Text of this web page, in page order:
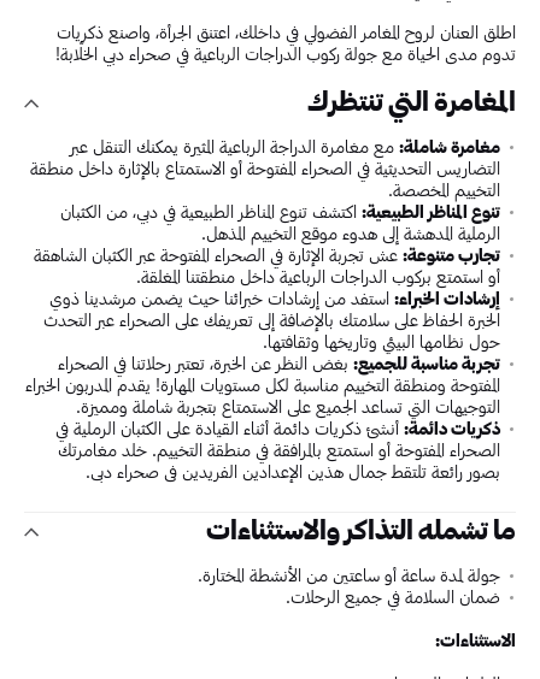
اطلق العنان لروح المغامر الفضولي في داخلك، اعتنق الجرأة، واصنع ذكريات
تدوم مدى الحياة مع جولة ركوب الدراجات الرباعية في صحراء دبي الخلّابة!
المغامرة التي تنتظرك
مغامرة شاملة: مع مغامرة الدراجة الرباعية المثيرة يمكنك التنقل عبر
التضاريس التحديثية في الصحراء المفتوحة أو الاستمتاع بالإثارة داخل منطقة
التخييم المخصصة.
تنوع المناظر الطبيعية: اكتشف تنوع المناظر الطبيعية في دبي، من الكثبان
الرملية المدهشة إلى هدوء موقع التخييم المذهل.
تجارب متنوعة: عش تجربة الإثارة في الصحراء المفتوحة عبر الكثبان الشاهقة
أو استمتع بركوب الدراجات الرباعية داخل منطقتنا المغلقة.
إرشادات الخبراء: استفد من إرشادات خبرائنا حيث يضمن مرشدينا ذوي
الخبرة الحفاظ على سلامتك بالإضافة إلى تعريفك على الصحراء عبر التحدث
حول نظامها البيئي وتاريخها وثقافتها.
تجربة مناسبة للجميع: بغض النظر عن الخبرة، تعتبر رحلاتنا في الصحراء
المفتوحة ومنطقة التخييم مناسبة لكل مستويات المهارة! يقدم المدربون الخبراء
التوجيهات التي تساعد الجميع على الاستمتاع بتجربة شاملة ومميزة.
ذكريات دائمة: أنشئ ذكريات دائمة أثناء القيادة على الكثبان الرملية في
الصحراء المفتوحة أو استمتع بالمرافقة في منطقة التخييم. خلد مغامرتك
بصور رائعة تلتقط جمال هذين الإعدادين الفريدين في صحراء دبي.
ما تشمله التذاكر والاستثناءات
جولة لمدة ساعة أو ساعتين من الأنشطة المختارة.
ضمان السلامة في جميع الرحلات.
الاستثناءات: